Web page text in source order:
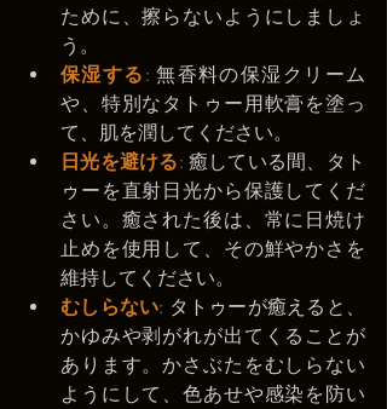
ために、擦らないようにしましょ
う。
保湿する : 無香料の保湿クリーム
や、特別なタトゥー用軟膏を塗っ
て、肌を潤してください。
日光を避ける: 癒している間、タト
ゥーを直射日光から保護してくだ
さい。癒された後は、常に日焼け
止めを使用して、その鮮やかさを
維持してください。
むしらない: タトゥーが癒えると、
かゆみや剥がれが出てくることが
あります。かさぶたをむしらない
ようにして、色あせや感染を防い